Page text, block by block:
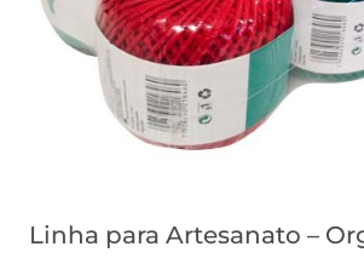
Linha para Artesanato –